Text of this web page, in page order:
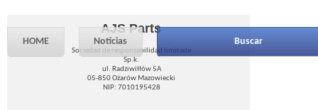
HOME Noticias Buscar
AJS Parts
Sociedad de responsabilidad limitada
Sp.k.
ul. Radziwiłłów 5A
05-850 Ożarów Mazowiecki
NIP: 7010195428